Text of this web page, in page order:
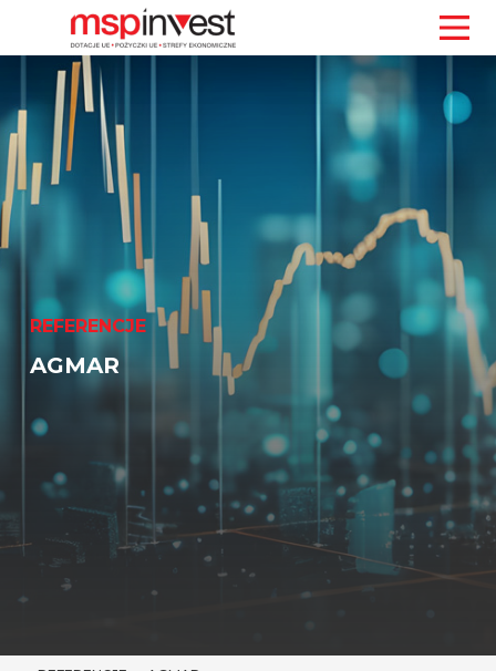
REFERENCJE
AGMAR